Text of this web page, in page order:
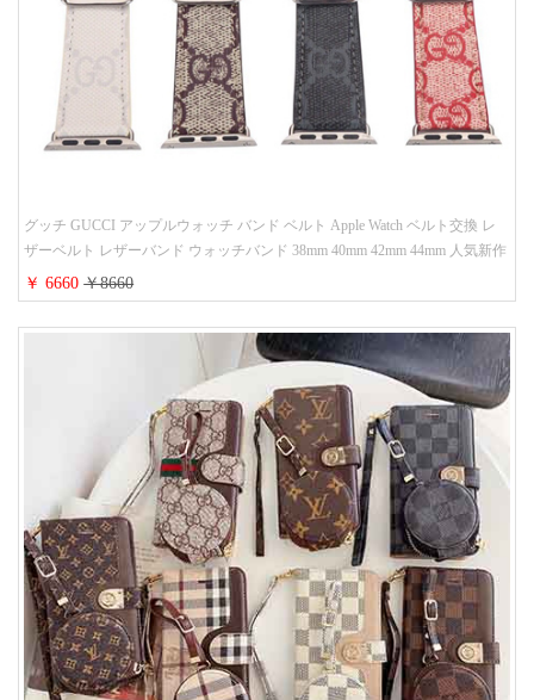
グッチ GUCCI アップルウォッチ バンド ベルト Apple Watch ベルト交換 レ
ザーベルト レザーバンド ウォッチバンド 38mm 40mm 42mm 44mm 人気新作
￥ 6660￥8660